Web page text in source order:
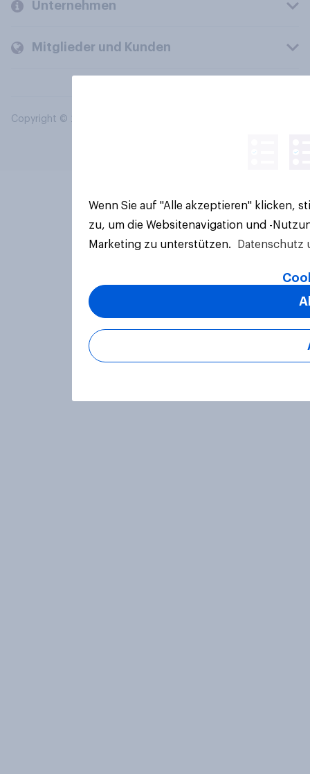
Unternehmen
Mitglieder und Kunden
Copyright © 2026 YouGov PLC. Alle Rechte vorbehalten.
Wenn Sie auf "Alle akzeptieren" klicken,
zu, um die Websitenavigation und -
Marketing zu unterstützen.
Datenschutz